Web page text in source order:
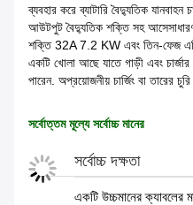
ব্যবহার করে ব্যাটারি বৈদ্যুতিক
আউটপুট বৈদ্যুতিক শক্তি সহ
শক্তি 32A 7.2 KW এবং তিন-ফেজ
একটি খোলা আছে যাতে গাড়ী এবং
পারেন. অপ্রয়োজনীয় চার্জিং বা তারের
সর্বোত্তম মূল্যে সর্বোচ্চ মানের
সর্বোচ্চ দক্ষতা
একটি উচ্চমানের ক্যাবলের